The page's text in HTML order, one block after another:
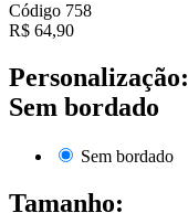
Código 758
R$ 64,90
Personalização:
Sem bordado
Sem bordado
Tamanho: